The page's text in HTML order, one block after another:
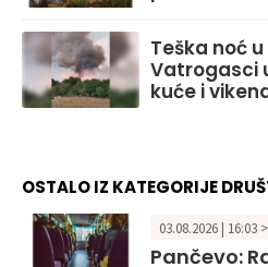
Teška noć
Vatrogasci
kuće i
OSTALO IZ KATEGORIJE
03.08.2026 | 16:03
Pančevo: